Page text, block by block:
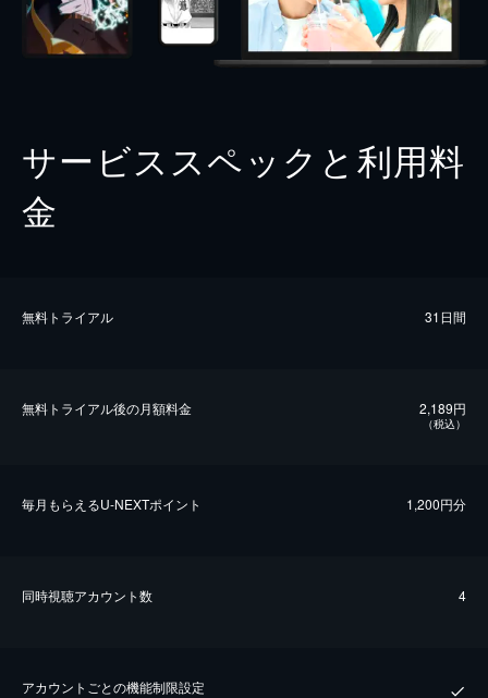
サービススペックと利用料
金
無料トライアル 31日間
無料トライアル後の⽉額料金 2,189円
（税込）
毎⽉もらえるU-NEXTポイント 1,200円分
同時視聴アカウント数 4
アカウントごとの機能制限設定